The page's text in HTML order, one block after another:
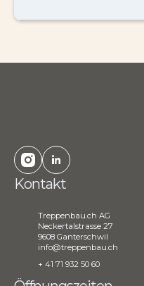
Kontakt
Treppenbau.ch AG
Neckertalstrasse 27
9608 Ganterschwil
info@treppenbau.ch
+ 41 71 932 50 60